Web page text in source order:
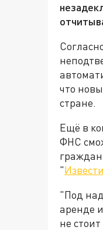
что
стране.
Ещё в
ФНС
"
"Под
аренде
не